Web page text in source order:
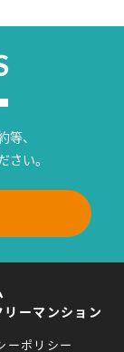
、
い。
ーマンション
ーポリシー